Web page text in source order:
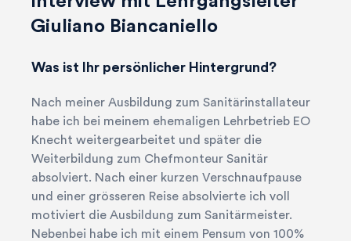
Giuliano Biancaniello
Was ist Ihr persönlicher Hintergrund?
Nach meiner Ausbildung zum Sanitärinstallateur
habe ich bei meinem ehemaligen Lehrbetrieb EO
Knecht weitergearbeitet und später die
Weiterbildung zum Chefmonteur Sanitär
absolviert. Nach einer kurzen Verschnaufpause
und einer grösseren Reise absolvierte ich voll
motiviert die Ausbildung zum Sanitärmeister.
Nebenbei habe ich mit einem Pensum von 100%